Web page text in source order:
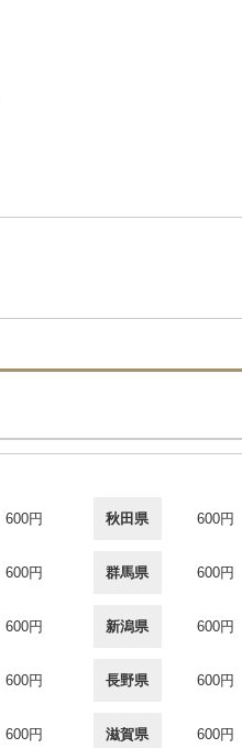
600円 秋田県 600円
600円 群馬県 600円
600円 新潟県 600円
600円 長野県 600円
600円 滋賀県 600円